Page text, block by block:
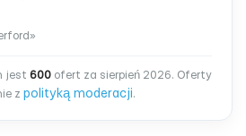
jest 600 ofert za sierpień 2026. Oferty
z polityką moderacji.